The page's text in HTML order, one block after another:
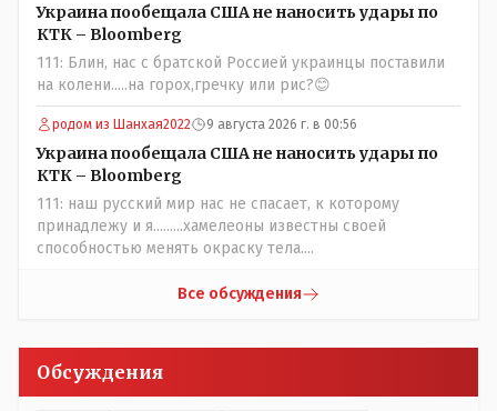
дружащих с школьными курсами предметов, в
частности биологии и математики. Vlad Kostanai: Поэтому
люди и отказываются и я в том числе своих не
прививал.Лично я вам и тем другим людям благодарен.
Добровольные действия направленные на сокращение
частотности появления в популяции соответствующих
комбинаций генов заслуживают благодарности. Мы и
без того основательно загубили нормальный
естественный отбор.
Украина пообещала США не наносить удары по
КТК – Bloomberg
111: Блин, нас с братской Россией украинцы поставили
на колени.....на горох,гречку или рис?😊
родом из Шанхая2022 9 августа 2026 г. в 00:56
Украина пообещала США не наносить удары по
КТК – Bloomberg
111: наш русский мир нас не спасает, к которому
принадлежу и я.........хамелеоны известны своей
способностью менять окраску тела....
Все обсуждения
Обсуждения